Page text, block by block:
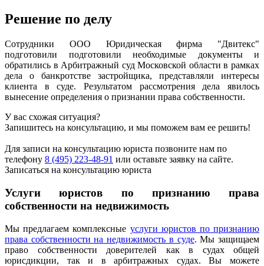
Решение по делу
Сотрудники ООО Юридическая фирма "Двитекс"
подготовили подготовили необходимые документы и
обратились в Арбитражный суд Московской области в рамках
дела о банкротстве застройщика, представляли интересы
клиента в суде. Результатом рассмотрения дела явилось
вынесение определения о признании права собственности.
У вас схожая ситуация?
Запишитесь на консультацию, и мы поможем вам ее решить!
Для записи на консультацию юриста позвоните нам по
телефону 8 (495) 223-48-91 или оставьте заявку на сайте.
Записаться на консультацию юриста
Услуги юристов по признанию права
собственности на недвижимость
Мы предлагаем комплексные услуги юристов по признанию
права собственности на недвижимость в суде. Мы защищаем
право собственности доверителей как в судах общей
юрисдикции, так и в арбитражных судах. Вы можете